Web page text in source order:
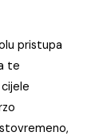
pristupa
te